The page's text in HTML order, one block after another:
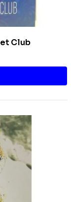
Club